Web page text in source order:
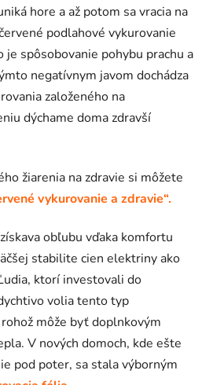
hore a až potom sa vracia na
podlahové vykurovanie
spôsobovanie pohybu prachu a
negatívnym javom dochádza
založeného na
dýchame doma zdravší
žiarenia na zdravie si môžete
vykurovanie a zdravie“.
obľubu vďaka komfortu
stabilite cien elektriny ako
ktorí investovali do
volia tento typ
môže byť doplnkovým
V nových domoch, kde ešte
pod poter, sa stala výborným